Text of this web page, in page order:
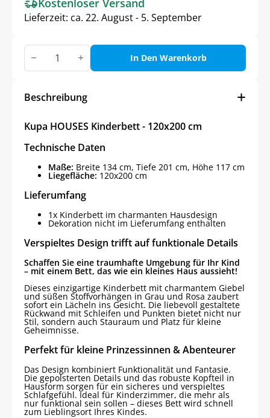
Kostenloser Versand
Lieferzeit: ca. 22. August - 5. September
Kupa
HOUSES
Kinderbett
cm
In Den Warenkorb
Beschreibung
Kupa HOUSES Kinderbett - 120x200 cm
Technische Daten
Maße: Breite 134 cm, Tiefe 201 cm, Höhe 117 cm
Liegefläche: 120x200 cm
Lieferumfang
1x Kinderbett im charmanten Hausdesign
Dekoration nicht im Lieferumfang enthalten
Verspieltes Design trifft auf funktionale Details
Schaffen Sie eine traumhafte Umgebung für Ihr Kind
– mit einem Bett, das wie ein kleines Haus aussieht!
Dieses einzigartige Kinderbett mit charmantem Giebel
und süßen Stoffvorhängen in Grau und Rosa zaubert
sofort ein Lächeln ins Gesicht. Die liebevoll gestaltete
Rückwand mit Schleifen und Punkten bietet nicht nur
Stil, sondern auch Stauraum und Platz für kleine
Geheimnisse.
Perfekt für kleine Prinzessinnen & Abenteurer
Das Design kombiniert Funktionalität und Fantasie.
Die gepolsterten Details und das robuste Kopfteil in
Hausform sorgen für ein sicheres und verspieltes
Schlafgefühl. Ideal für Kinderzimmer, die mehr als
nur funktional sein sollen – dieses Bett wird schnell
zum Lieblingsort Ihres Kindes.